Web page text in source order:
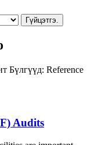
Гүйцэтгэ.
Бүлгүүд: Reference
Audits